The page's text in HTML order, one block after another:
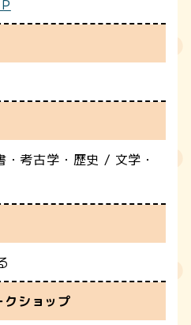
考古学・歴史 / 文学・
クショップ